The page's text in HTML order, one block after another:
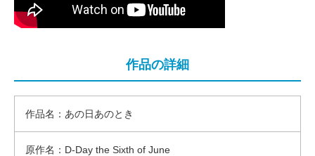
作品の詳細
作品名：あの日あのとき
原作名：D-Day the Sixth of June